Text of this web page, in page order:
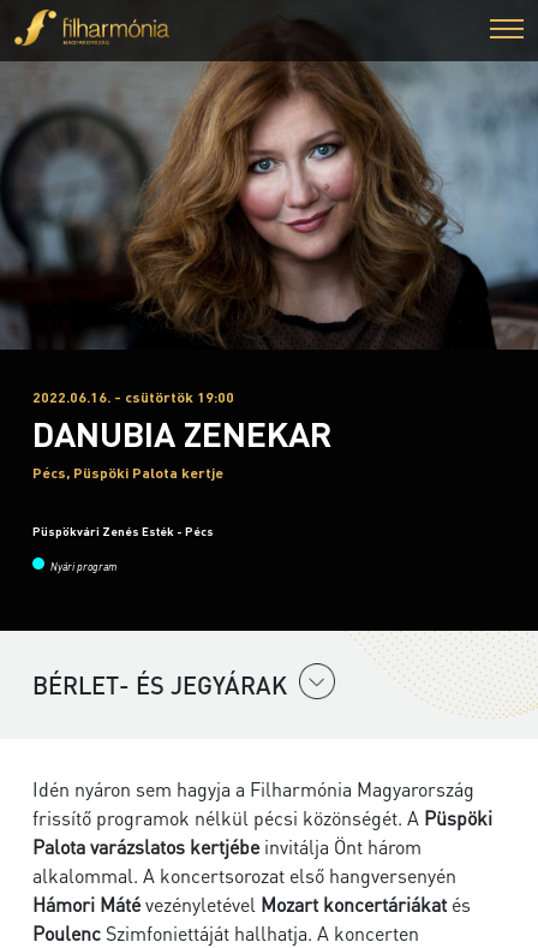
2022.06.16. - csütörtök 19:00
DANUBIA ZENEKAR
Pécs, Püspöki Palota kertje
Püspökvári Zenés Esték - Pécs
Nyári program
BÉRLET- ÉS JEGYÁRAK
Idén nyáron sem hagyja a Filharmónia Magyarország
frissítő programok nélkül pécsi közönségét. A Püspöki
Palota varázslatos kertjébeinvitálja Önt három
alkalommal. A koncertsorozat első hangversenyén
Hámori Mátévezényletével Mozart koncertáriákat és
Poulenc Szimfoniettáját hallhatja. A koncerten